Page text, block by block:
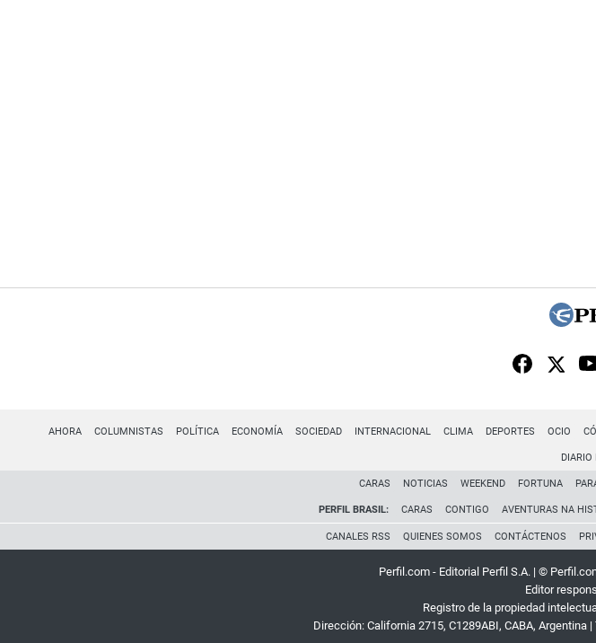
AHORA COLUMNISTAS POLÍTICA ECONOMÍA SOCIEDAD INTERNACIONAL CLIMA DEPORTES OCIO
DIARIO
CARAS NOTICIAS WEEKEND FORTUNA
PERFIL BRASIL: CARAS CONTIGO AVENTURAS NA
CANALES RSS QUIENES SOMOS CONTÁCTENOS
Perfil.com - Editorial Perfil S.A. | ©
Editor
Registro de la propiedad
Dirección: California 2715, C1289ABI, CABA, Argentina|